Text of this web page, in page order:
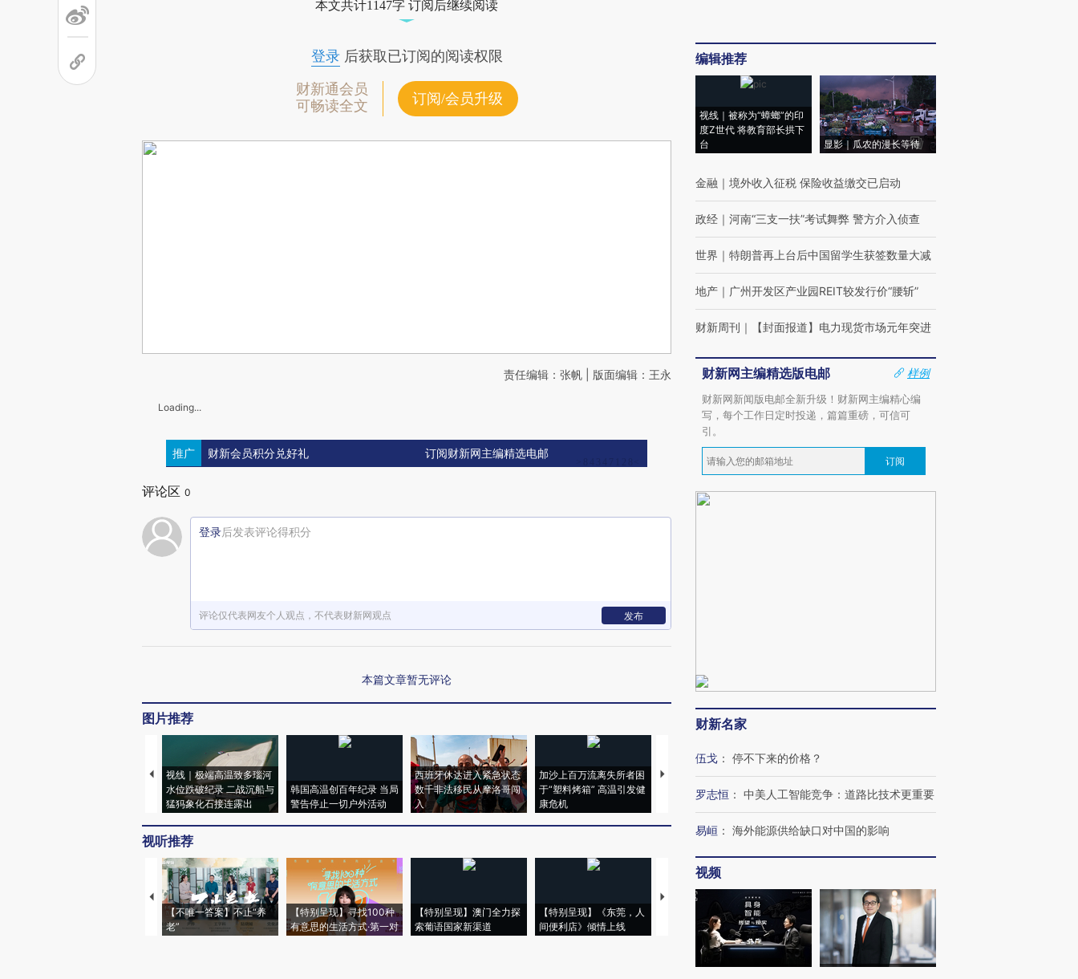
本文共计1147字 订阅后继续阅读
登录后获取已订阅的阅读权限
财新通会员
可畅读全文
订阅/会员升级
责任编辑：张帆 | 版面编辑：王永
Loading...
推广 财新会员积分兑好礼 订阅财新网主编精选电邮
评论区 0
登录后发表评论得积分
评论仅代表网友个人观点，不代表财新网观点 发布
本篇文章暂无评论
图片推荐
视线｜极端高温致多瑙河
水位跌破纪录 二战沉船与
猛犸象化石接连露出
韩国高温创百年纪录 当局
警告停止一切户外活动
西班牙休达进入紧急状态
数千非法移民从摩洛哥闯
入
加沙上百万流离失所者困
于“塑料烤箱” 高温引发健
康危机
马航飞行员跨国走私7万
粒摇头丸 尿检体内含3种
泽连斯基密集出访美英 索
要防空导弹“救急”
秘鲁纳斯卡观光飞机坠毁
13人遇难
视听推荐
【不唯一答案】不止“养
老”
【特别呈现】寻找100种
有意思的生活方式·第一对
【特别呈现】澳门全力探
索葡语国家新渠道
【特别呈现】《东莞，人
间便利店》倾情上线
【推广】走进第四届链博
会，让数智科技“链”接产
【特别呈现】寻找100种
有意思的生活方式·第三对
【商旅对话】华住集团
CFO：不靠规模取胜，华
编辑推荐
视线｜被称为“蟑螂”的印
度Z世代 将教育部长拱下
台
显影｜瓜农的漫长等待
金融 ｜ 境外收入征税 保险收益缴交已启动
政经 ｜ 河南“三支一扶”考试舞弊 警方介入侦查
世界 ｜ 特朗普再上台后中国留学生获签数量大减
地产 ｜ 广州开发区产业园REIT较发行价“腰斩”
财新周刊 ｜ 【封面报道】电力现货市场元年突进
财新网主编精选版电邮
样例
财新网新闻版电邮全新升级！财新网主编精心编
写，每个工作日定时投递，篇篇重磅，可信可
引。
订阅
财新名家
伍戈 ： 停不下来的价格？
罗志恒 ： 中美人工智能竞争：道路比技术更重要
易峘 ： 海外能源供给缺口对中国的影响
视频